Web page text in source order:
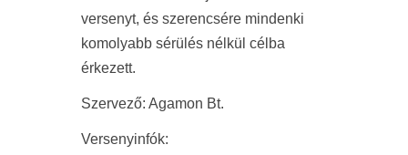
versenyt, és szerencsére mindenki
komolyabb sérülés nélkül célba
érkezett.
Szervező: Agamon Bt.
Versenyinfók: